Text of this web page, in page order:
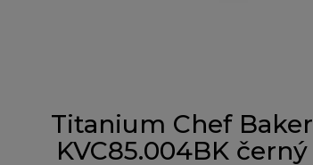
Titanium Chef Baker
KVC85.004BK černý